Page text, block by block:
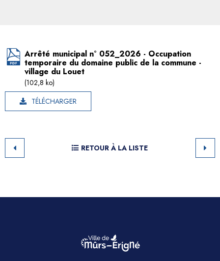
Arrêté municipal n° 052_2026 - Occupation
temporaire du domaine public de la commune -
village du Louet
(102,8 ko)
TÉLÉCHARGER
RETOUR À LA LISTE